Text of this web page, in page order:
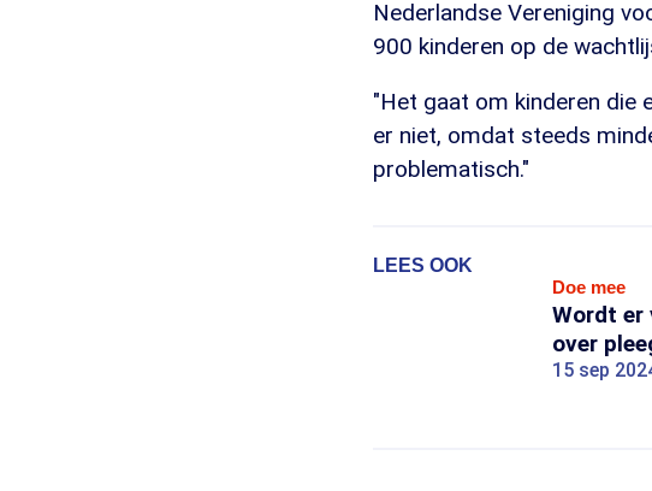
Nederlandse Vereniging
900 kinderen op de
"Het gaat om kinderen die
er niet, omdat steeds
problematisch."
LEES OOK
Doe mee
Wordt er
over
15 sep